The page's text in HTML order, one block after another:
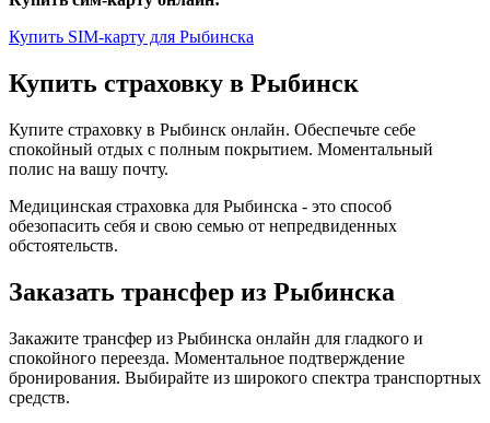
Купить SIM-карту для Рыбинска
Купить страховку в Рыбинск
Купите страховку в Рыбинск онлайн. Обеспечьте себе
спокойный отдых с полным покрытием. Моментальный
полис на вашу почту.
Медицинская страховка для Рыбинска - это способ
обезопасить себя и свою семью от непредвиденных
обстоятельств.
Заказать трансфер из Рыбинска
Закажите трансфер из Рыбинска онлайн для гладкого и
спокойного переезда. Моментальное подтверждение
бронирования. Выбирайте из широкого спектра транспортных
средств.